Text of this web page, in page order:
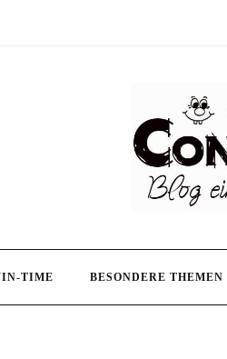
TIME BESONDERE THEMEN